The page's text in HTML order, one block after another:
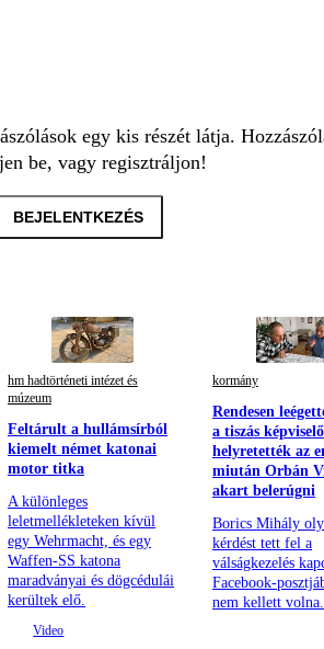
egy kis részét látja.
be, vagy regisztráljon!
BEJELENTKEZÉS
hm hadtörténeti intézet és
múzeum
Feltárult a hullámsírból
kiemelt német katonai
motor titka
A különleges
leletmellékleteken kívül
egy Wehrmacht, és egy
Waffen-SS katona
maradványai és dögcédulái
kerültek elő.
kormány
Rendesen
a tiszás
helyretették az
miután Orbán
akart belerúgni
Borics Mihály
kérdést tett fel a
válságkezelés
Facebook-
nem kellett volna.